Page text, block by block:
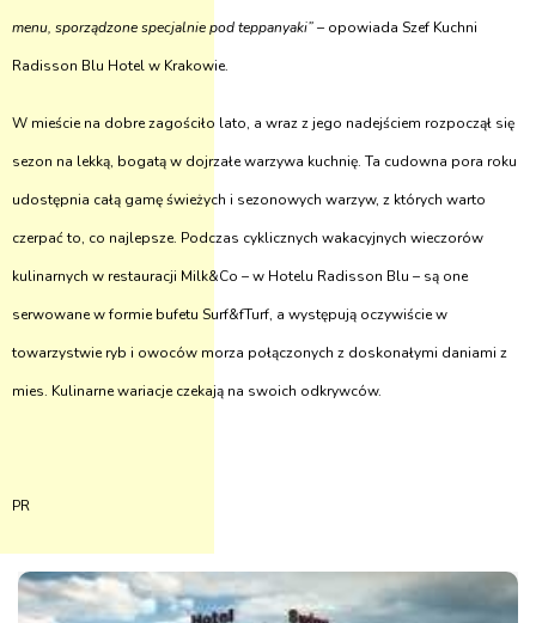
menu, sporządzone specjalnie pod teppanyaki” – opowiada Szef Kuchni
Radisson Blu Hotel w Krakowie.
W mieście na dobre zagościło lato, a wraz z jego nadejściem rozpoczął się
sezon na lekką, bogatą w dojrzałe warzywa kuchnię. Ta cudowna pora roku
udostępnia całą gamę świeżych i sezonowych warzyw, z których warto
czerpać to, co najlepsze. Podczas cyklicznych wakacyjnych wieczorów
kulinarnych w restauracji Milk&Co – w Hotelu Radisson Blu – są one
serwowane w formie bufetu Surf&fTurf, a występują oczywiście w
towarzystwie ryb i owoców morza połączonych z doskonałymi daniami z
mies. Kulinarne wariacje czekają na swoich odkrywców.
PR